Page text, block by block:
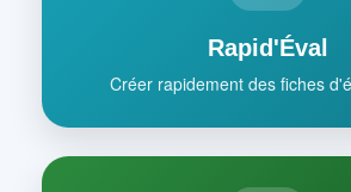
Rapid'Éval
Créer rapidement des fiches